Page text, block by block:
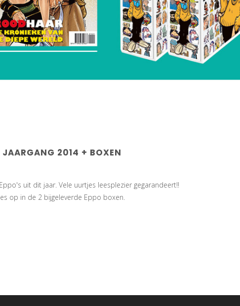
JAARGANG 2014 + BOXEN
uit dit jaar. Vele uurtjes leesplezier gegarandeert!!
op in de 2 bijgeleverde Eppo boxen.